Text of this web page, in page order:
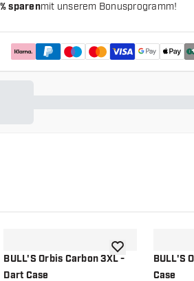
sparenmit unserem Bonusprogramm!
hinzufügen
BULL'S Orbis Carbon 3XL -
Dart Case
Zur Wunschliste
BULL'S
Case